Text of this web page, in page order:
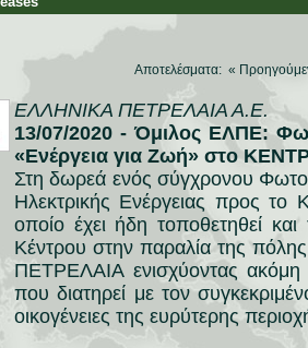
Αποτελέσματα: «
ΕΛΛΗΝΙΚΑ ΠΕΤΡΕΛΑΙΑ Α.Ε.
13/07/2020 - Όμιλος ΕΛΠΕ:
«Ενέργεια για Ζωή» στο
Στη δωρεά ενός σύγχρονου
Ηλεκτρικής Ενέργειας προς
οποίο έχει ήδη τοποθετηθεί
Κέντρου στην παραλία της
ΠΕΤΡΕΛΑΙΑ ενισχύοντας ακόμη
που διατηρεί με τον
οικογένειες της ευρύτερης